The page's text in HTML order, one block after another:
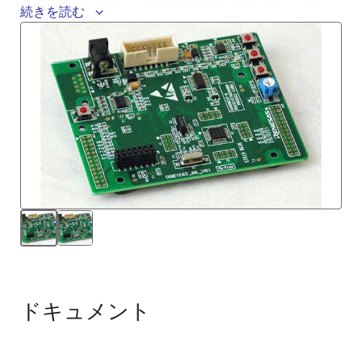
うにすることです。
製品構成
CPUボード
LCDディスプレイモジュール（ 着脱可）
ポテンショメータ用調整シャフト（ 着脱可）
E8a エミュレータ
接続ケーブル（USBケーブル、ユーザインタフェー
スケーブル）
クイックスタートガイド
Workshop
続きを読む
ドキュメント